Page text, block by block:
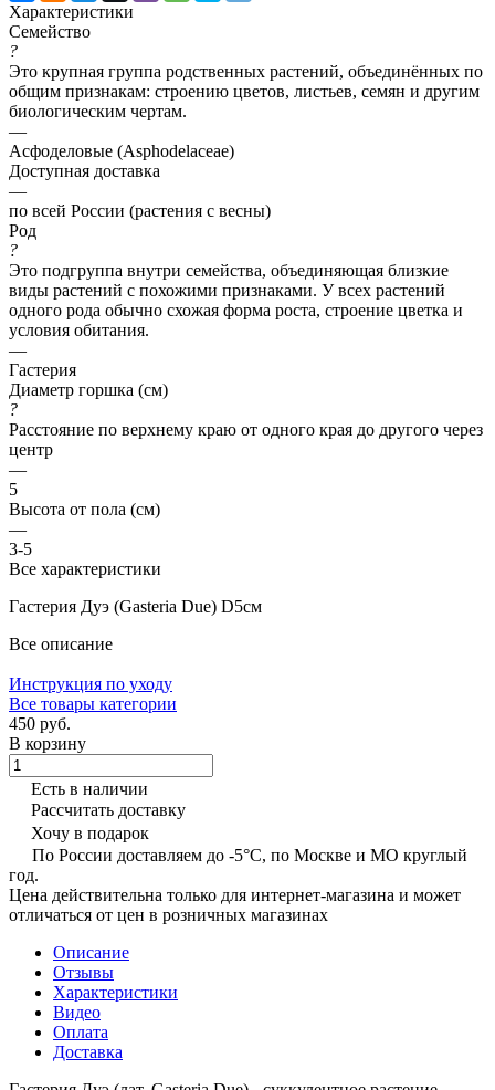
Характеристики
Семейство
?
Это крупная группа родственных растений, объединённых по
общим признакам: строению цветов, листьев, семян и другим
биологическим чертам.
—
Асфоделовые (Asphodelaceae)
Доступная доставка
—
по всей России (растения с весны)
Род
?
Это подгруппа внутри семейства, объединяющая близкие
виды растений с похожими признаками. У всех растений
одного рода обычно схожая форма роста, строение цветка и
условия обитания.
—
Гастерия
Диаметр горшка (см)
?
Расстояние по верхнему краю от одного края до другого через
центр
—
5
Высота от пола (см)
—
3-5
Все характеристики
Гастерия Дуэ (Gasteria Due) D5см
Все описание
Инструкция по уходу
Все товары категории
450 руб.
В корзину
Есть в наличии
Рассчитать доставку
Хочу в подарок
По России доставляем до -5°C, по Москве и МО круглый
год.
Цена действительна только для интернет-магазина и может
отличаться от цен в розничных магазинах
Описание
Отзывы
Характеристики
Видео
Оплата
Доставка